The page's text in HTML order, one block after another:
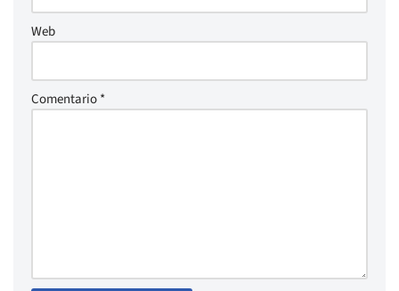
Web
Comentario*